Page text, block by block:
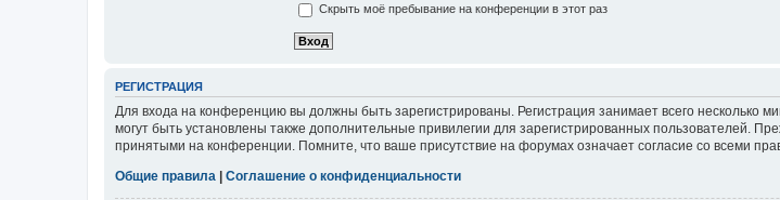
Скрыть моё пребывание на конференции в этот раз
РЕГИСТРАЦИЯ
Для входа на конференцию вы должны быть зарегистрированы. Регистрация занимает всего несколько
могут быть установлены также дополнительные привилегии для зарегистрированных пользователей.
принятыми на конференции. Помните, что ваше присутствие на форумах означает согласие со всеми
Общие правила
Соглашение о конфиденциальности